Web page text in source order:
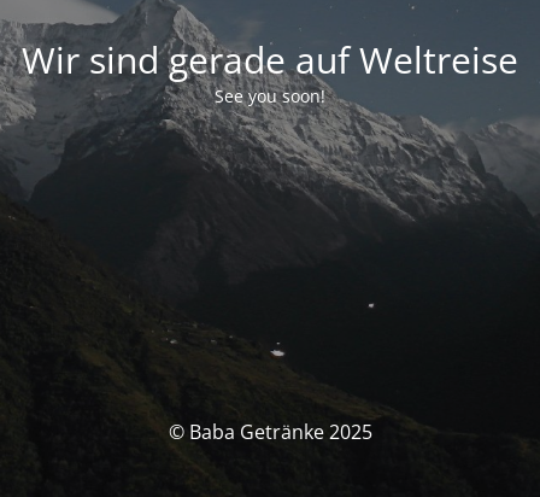
Wir sind gerade auf Weltreise
See you soon!
© Baba Getränke 2025